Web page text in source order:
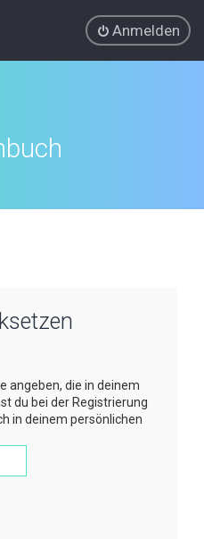
Anmelden
angeben, die in deinem
du bei der Registrierung
in deinem persönlichen